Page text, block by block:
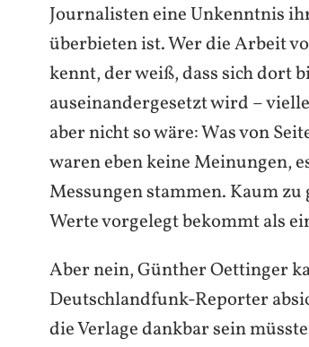
Journalisten eine Unkenntnis
überbieten ist. Wer die Arbeit
kennt, der weiß, dass sich dort
auseinandergesetzt wird –
aber nicht so wäre: Was von
waren eben keine Meinungen,
Messungen stammen. Kaum
Werte vorgelegt bekommt als
Aber nein, Günther Oettinger
Deutschlandfunk-Reporter
die Verlage dankbar sein